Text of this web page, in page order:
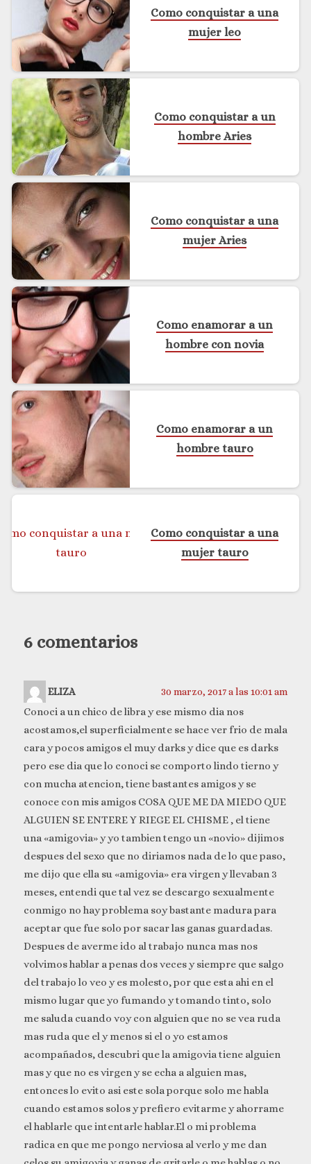
Como conquistar a una
mujer leo
Como conquistar a un
hombre Aries
Como conquistar a una
mujer Aries
Como enamorar a un
hombre con novia
Como enamorar a un
hombre tauro
Como conquistar a una
mujer tauro
6 comentarios
ELIZA 30 marzo, 2017 a las 10:01 am
Conoci a un chico de libra y ese mismo dia nos
acostamos,el superficialmente se hace ver frio de mala
cara y pocos amigos el muy darks y dice que es darks
pero ese dia que lo conoci se comporto lindo tierno y
con mucha atencion, tiene bastantes amigos y se
conoce con mis amigos COSA QUE ME DA MIEDO QUE
ALGUIEN SE ENTERE Y RIEGE EL CHISME , el tiene
una «amigovia» y yo tambien tengo un «novio» dijimos
despues del sexo que no diriamos nada de lo que paso,
me dijo que ella su «amigovia» era virgen y llevaban 3
meses, entendi que tal vez se descargo sexualmente
conmigo no hay problema soy bastante madura para
aceptar que fue solo por sacar las ganas guardadas.
Despues de averme ido al trabajo nunca mas nos
volvimos hablar a penas dos veces y siempre que salgo
del trabajo lo veo y es molesto, por que esta ahi en el
mismo lugar que yo fumando y tomando tinto, solo
me saluda cuando voy con alguien que no se vea ruda
mas ruda que el y menos si el o yo estamos
acompañados, descubri que la amigovia tiene alguien
mas y que no es virgen y se echa a alguien mas,
entonces lo evito asi este sola porque solo me habla
cuando estamos solos y prefiero evitarme y ahorrame
el hablarle que intentarle hablar.El o mi problema
radica en que me pongo nerviosa al verlo y me dan